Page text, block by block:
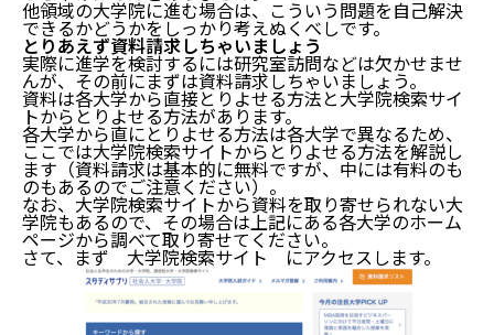
他領域の大学院に進む場合は、こういう問題を自己解決
できるかどうかをしっかり考えぬくべしです。
とりあえず資料請求しちゃいましょう
実際に進学を検討するには研究室訪問などは欠かせませ
んが、その前にまずは資料請求しちゃいましょう。
資料は各大学から直接とりよせる方法と大学院検索サイ
トからとりよせる方法があります。
各大学から直にとりよせる方法は各大学で異なるため、
ここでは大学院検索サイトからとりよせる方法を解説し
ます（資料請求は基本的に無料ですが、中には有料のも
のもあるのでご注意ください）。
なお、大学院検索サイトから資料を取り寄せられない大
学院もあるので、その場合は上記にある各大学のホーム
ページから調べて取り寄せてください。
さて、まず大学院検索サイトにアクセスします。